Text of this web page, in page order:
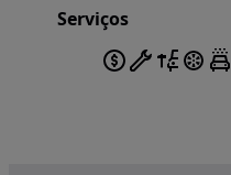
Serviços